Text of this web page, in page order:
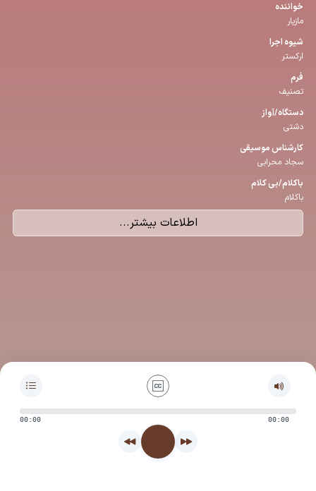
خواننده
مازیار
شیوه اجرا
ارکستر
فرم
تصنیف
دستگاه/آواز
دشتی
كارشناس موسیقی
سجاد محرابی
باكلام/بی كلام
باکلام
اطلاعات بیشتر...
00:00 00:00